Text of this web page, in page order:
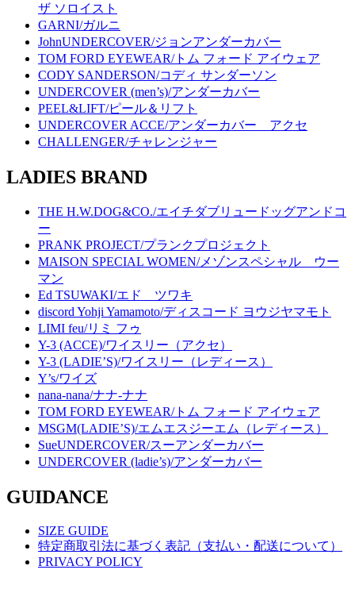
ザ ソロイスト
GARNI/ガルニ
JohnUNDERCOVER/ジョンアンダーカバー
TOM FORD EYEWEAR/トム フォード アイウェア
CODY SANDERSON/コディ サンダーソン
UNDERCOVER (men’s)/アンダーカバー
PEEL&LIFT/ピール＆リフト
UNDERCOVER ACCE/アンダーカバー アクセ
CHALLENGER/チャレンジャー
LADIES BRAND
THE H.W.DOG&CO./エイチダブリュードッグアンドコ
ー
PRANK PROJECT/プランクプロジェクト
MAISON SPECIAL WOMEN/メゾンスペシャル ウー
マン
Ed TSUWAKI/エド ツワキ
discord Yohji Yamamoto/ディスコード ヨウジヤマモト
LIMI feu/リミ フゥ
Y-3 (ACCE)/ワイスリー（アクセ）
Y-3 (LADIE’S)/ワイスリー（レディース）
Y’s/ワイズ
nana-nana/ナナ-ナナ
TOM FORD EYEWEAR/トム フォード アイウェア
MSGM(LADIE’S)/エムエスジーエム（レディース）
SueUNDERCOVER/スーアンダーカバー
UNDERCOVER (ladie’s)/アンダーカバー
GUIDANCE
SIZE GUIDE
特定商取引法に基づく表記（支払い・配送について）
PRIVACY POLICY